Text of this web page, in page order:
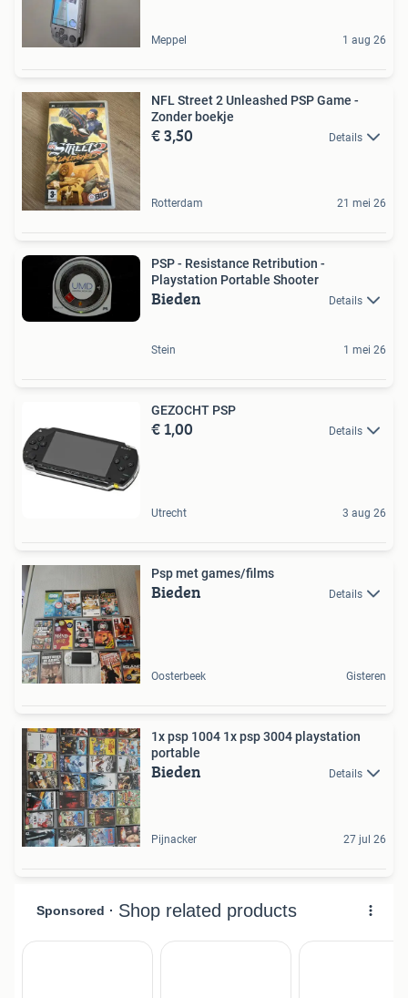
Meppel 1 aug 26
NFL Street 2 Unleashed PSP Game -
Zonder boekje
€ 3,50 Details
Rotterdam 21 mei 26
PSP - Resistance Retribution -
Playstation Portable Shooter
Bieden Details
Stein 1 mei 26
GEZOCHT PSP
€ 1,00 Details
Utrecht 3 aug 26
Psp met games/films
Bieden Details
Oosterbeek Gisteren
1x psp 1004 1x psp 3004 playstation
portable
Bieden Details
Pijnacker 27 jul 26